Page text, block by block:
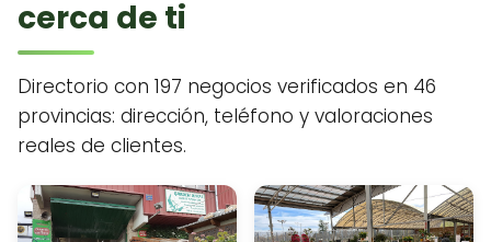
cerca de ti
Directorio con 197 negocios verificados en 46
provincias: dirección, teléfono y valoraciones
reales de clientes.